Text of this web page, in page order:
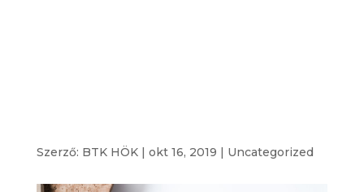
Szerző: BTK HÖK| okt 16, 2019 | Uncategorized